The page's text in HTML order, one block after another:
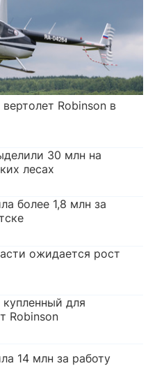
Robinson в
30 млн на
лесах
более 1,8 млн за
ожидается рост
для
Robinson
14 млн за работу